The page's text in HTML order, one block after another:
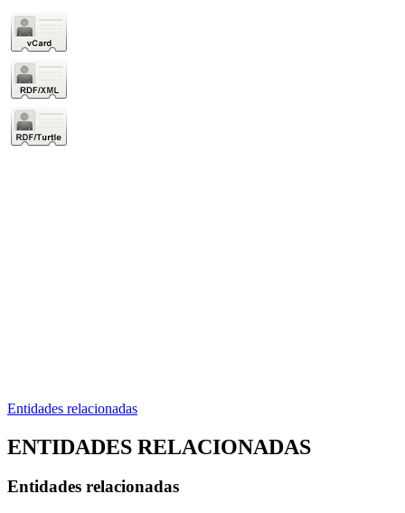
Entidades relacionadas
ENTIDADES RELACIONADAS
Entidades relacionadas